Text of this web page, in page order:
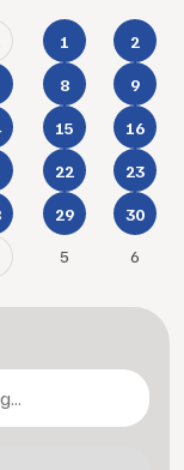
1 2
8 9
15 16
22 23
29 30
5 6